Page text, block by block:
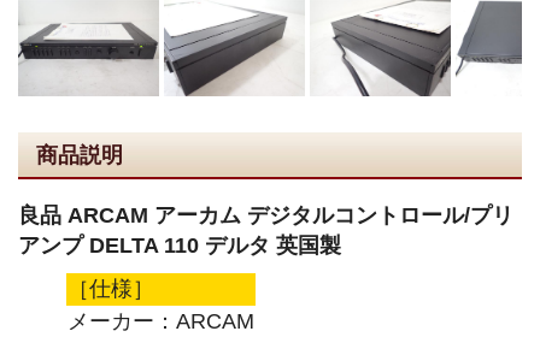
商品説明
良品 ARCAM アーカム デジタルコントロール/プリ
アンプ DELTA 110 デルタ 英国製
［仕様］
メーカー：ARCAM